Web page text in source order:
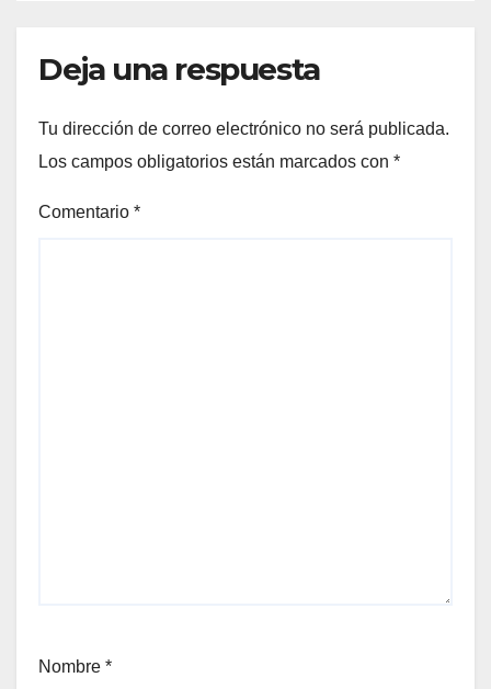
Deja una respuesta
Tu dirección de correo electrónico no será publicada.
Los campos obligatorios están marcados con *
Comentario *
Nombre *